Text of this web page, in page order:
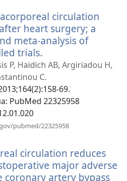
circulation
heart surgery; a
meta-analysis of
trials.
нов
прозорец)
P, Haidich AB, Argiriadou H,
C.
69.
‎: PubMed 22325958
pubmed/22325958
circulation reduces
major adverse
coronary artery bypass